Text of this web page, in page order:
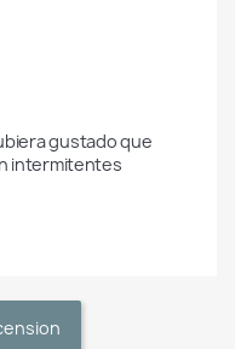
gustado que
intermitentes